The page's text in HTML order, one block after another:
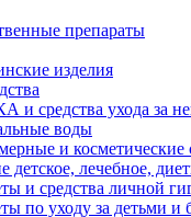
препараты
изделия
и средства ухода за
воды
и косметические
детское, лечебное,
и средства личной
по уходу за детьми и